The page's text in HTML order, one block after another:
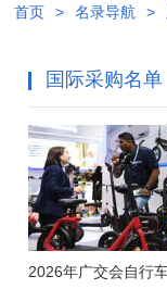
首页 > 名录导航 >
国际采购名单